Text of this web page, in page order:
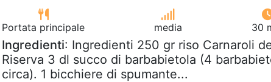
Portata principale media 30
Ingredienti: Ingredienti 250 gr riso Carnaroli
Riserva 3 dl succo di barbabietola (4
circa). 1 bicchiere di spumante...